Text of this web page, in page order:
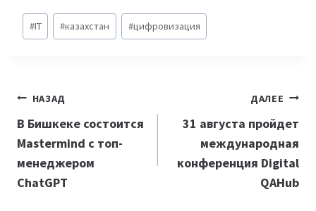
Метки
записи:
#IT #казахстан #цифровизация
Навигация
по
записям
НАЗАД
В Бишкеке состоится
Mastermind с топ-
менеджером
ChatGPT
ДАЛЕЕ
31 августа пройдет
международная
конференция Digital
QAHub